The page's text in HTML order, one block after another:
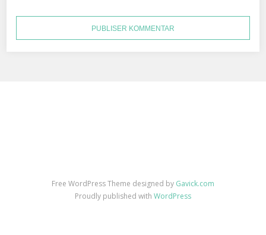
Free WordPress Theme designed by Gavick.com
Proudly published with WordPress